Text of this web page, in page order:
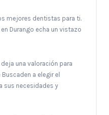
mejores dentistas para ti.
Durango echa un vistazo
una valoración para
a elegir el
sus necesidades y